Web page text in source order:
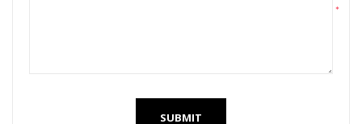
*
SUBMIT